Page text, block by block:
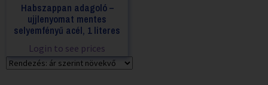
Habszappan adagoló –
ujjlenyomat mentes
selyemfényű acél, 1 literes
Login to see prices